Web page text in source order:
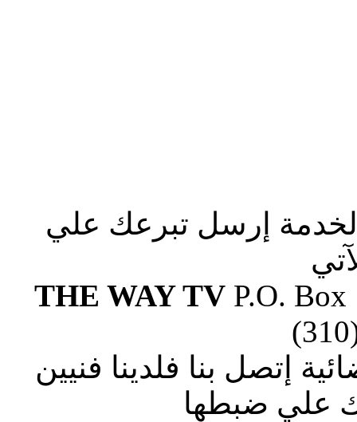
إرسل تبرعك علي
THE WAY TVP.O. Box
إتصل بنا فلدينا فنيين
علي ضبطها